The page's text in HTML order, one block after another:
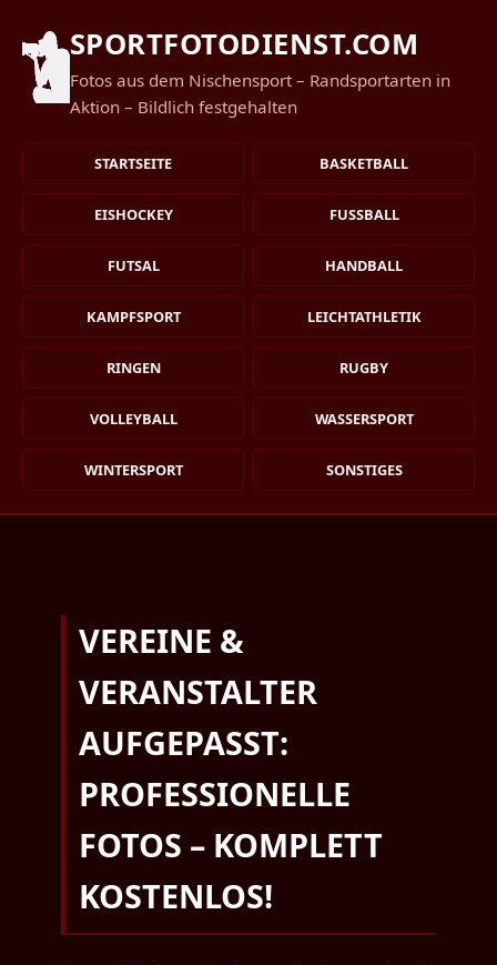
SPORTFOTODIENST.COM
Fotos aus dem Nischensport – Randsportarten in
Aktion – Bildlich festgehalten
STARTSEITE BASKETBALL
EISHOCKEY FUSSBALL
FUTSAL HANDBALL
KAMPFSPORT LEICHTATHLETIK
RINGEN RUGBY
VOLLEYBALL WASSERSPORT
WINTERSPORT SONSTIGES
VEREINE &
VERANSTALTER
AUFGEPASST:
PROFESSIONELLE
FOTOS – KOMPLETT
KOSTENLOS!